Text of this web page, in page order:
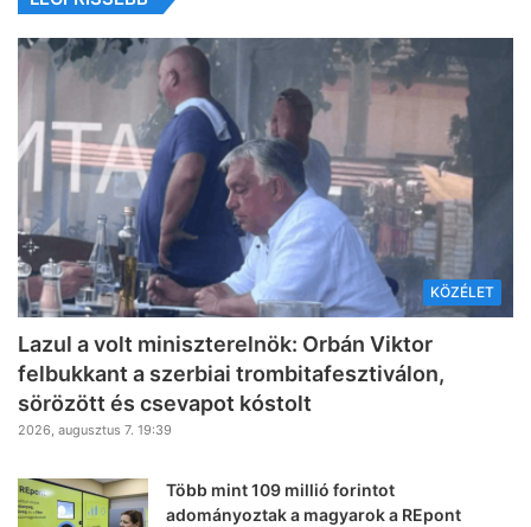
KÖZÉLET
Lazul a volt miniszterelnök: Orbán Viktor
felbukkant a szerbiai trombitafesztiválon,
sörözött és csevapot kóstolt
2026, augusztus 7. 19:39
Több mint 109 millió forintot
adományoztak a magyarok a REpont